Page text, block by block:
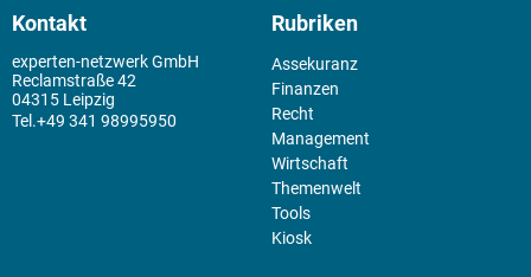
Kontakt
experten-netzwerk GmbH
Reclamstraße 42
04315 Leipzig
+49 341 98995950
Rubriken
Assekuranz
Finanzen
Recht
Management
Wirtschaft
Themenwelt
Tools
Kiosk